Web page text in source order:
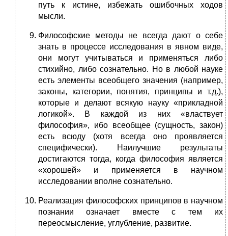
путь к истине, избежать ошибочных ходов
мысли.
Философские методы не всегда дают о себе
знать в процессе исследования в явном виде,
они могут учитываться и применяться либо
стихийно, либо сознательно. Но в любой науке
есть элементы всеобщего значения (например,
законы, категории, понятия, принципы и т.д.),
которые и делают всякую науку «прикладной
логикой». В каждой из них «властвует
философия», ибо всеобщее (сущность, закон)
есть всюду (хотя всегда оно проявляется
специфически). Наилучшие результаты
достигаются тогда, когда философия является
«хорошей» и применяется в научном
исследовании вполне сознательно.
Реализация философских принципов в научном
познании означает вместе с тем их
переосмысление, углубление, развитие.